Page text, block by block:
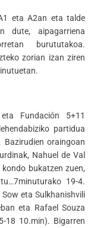
eta A2an eta talde
dute, aipagarriena
burututakoa.
zorian izan ziren
Fundación 5+11
partidua
oraingoan
Nahuel de Val
bukatzen zuen,
19-4.
eta Sulkhanishvili
eta Rafael Souza
18 10.min). Bigarren